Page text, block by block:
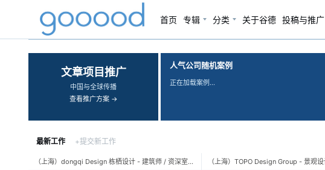
首页 专辑 分类 关于谷德 投稿与推广
‹ ›
文章项目推广
中国与全球传播
查看推广方案 →
人气公司随机案例
正在加载案例…
最新工作 +提交新工作
（上海）dongqi Design 栋栖设计 - 建筑师 / 资深室内设计师 / 室内设计师 / 媒体及公共关系主管 / 设计实习生（常年招聘）